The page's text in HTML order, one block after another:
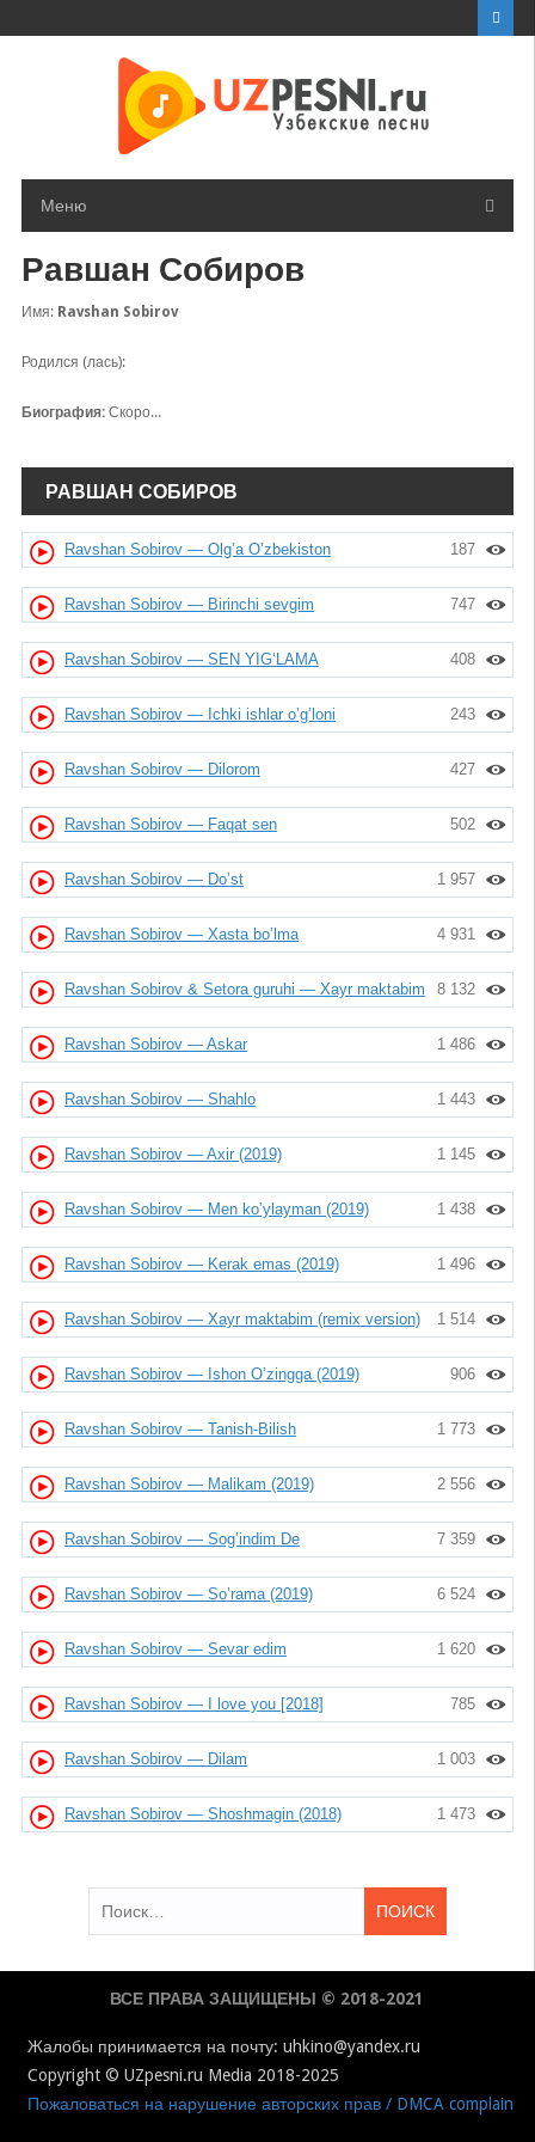
Меню
Равшан Собиров
Имя: Ravshan Sobirov
Родился (лась):
Биография: Скоро...
РАВШАН СОБИРОВ
187
Ravshan Sobirov — Olg’a O’zbekiston
747
Ravshan Sobirov — Birinchi sevgim
408
Ravshan Sobirov — SEN YIG‘LAMA
243
Ravshan Sobirov — Ichki ishlar o’g’loni
427
Ravshan Sobirov — Dilorom
502
Ravshan Sobirov — Faqat sen
1 957
Ravshan Sobirov — Do’st
4 931
Ravshan Sobirov — Xasta bo’lma
8 132
Ravshan Sobirov & Setora guruhi — Xayr maktabim
1 486
Ravshan Sobirov — Askar
1 443
Ravshan Sobirov — Shahlo
1 145
Ravshan Sobirov — Axir (2019)
1 438
Ravshan Sobirov — Men ko’ylayman (2019)
1 496
Ravshan Sobirov — Kerak emas (2019)
1 514
Ravshan Sobirov — Xayr maktabim (remix version)
906
Ravshan Sobirov — Ishon O’zingga (2019)
1 773
Ravshan Sobirov — Tanish-Bilish
2 556
Ravshan Sobirov — Malikam (2019)
7 359
Ravshan Sobirov — Sog’indim De
6 524
Ravshan Sobirov — So’rama (2019)
1 620
Ravshan Sobirov — Sevar edim
785
Ravshan Sobirov — I love you [2018]
1 003
Ravshan Sobirov — Dilam
1 473
Ravshan Sobirov — Shoshmagin (2018)
ВСЕ ПРАВА ЗАЩИЩЕНЫ © 2018-2021
Жалобы принимается на почту: uhkino@yandex.ru
Copyright © UZpesni.ru Media 2018-2025
Пожаловаться на нарушение авторских прав / DMCA complain